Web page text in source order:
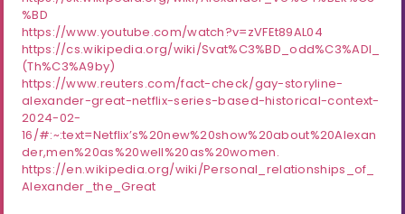
%BD
https://www.youtube.com/watch?v=zVFEt89AL04
https://cs.wikipedia.org/wiki/Svat%C3%BD_odd%C3%ADl_
(Th%C3%A9by)
https://www.reuters.com/fact-check/gay-storyline-
alexander-great-netflix-series-based-historical-context-
2024-02-
16/#:~:text=Netflix’s%20new%20show%20about%20Alexan
der,men%20as%20well%20as%20women.
https://en.wikipedia.org/wiki/Personal_relationships_of_
Alexander_the_Great